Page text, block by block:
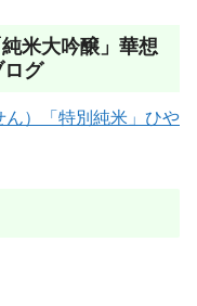
米大吟醸」華想
グ
ん）「特別純米」ひや